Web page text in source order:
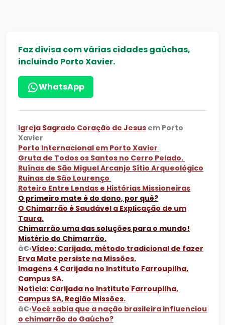
Faz divisa com várias cidades gaúchas,
incluindo Porto Xavier.
WhatsApp
Igreja Sagrado Coração de Jesus em Porto
Xavier
Porto Internacional em Porto Xavier
Gruta de Todos os Santos no Cerro Pelado.
Ruínas de São Miguel Arcanjo Sítio Arqueológico
Ruinas de São Lourenço
Roteiro Entre Lendas e Histórias Missioneiras
O primeiro mate é do dono, por quê?
O Chimarrão é Saudável a Explicação de um
Taura.
Chimarrão uma das soluções para o mundo!
Mistério do Chimarrão.
â€‹Vídeo: Carijada, método tradicional de fazer
Erva Mate persiste na Missões.
Imagens 4 Carijada no Instituto Farroupilha,
Campus SA.
Notícia: Carijada no Instituto Farroupilha,
Campus SA, Região Missões.
â€‹Você sabia que a nação brasileira influenciou
o chimarrão do Gaúcho?